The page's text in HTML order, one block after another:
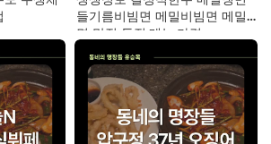
들기름비빔면 메밀비빔면 메밀
면 맛집 특징·메뉴·가격